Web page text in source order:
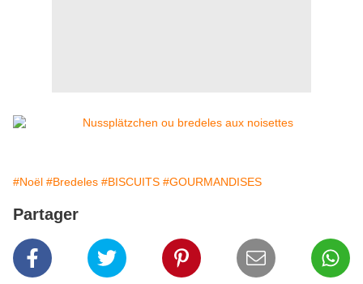
#Noël #Bredeles #BISCUITS #GOURMANDISES
Partager